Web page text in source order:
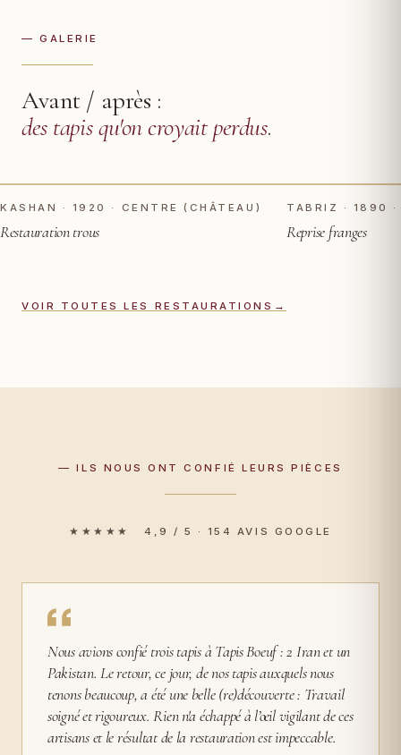
— GALERIE
Avant / après :
des tapis qu'on croyait perdus.
AVANT
KASHAN · 1920 · CENTRE (CHÂTEAU)
Restauration trous
AVANT
TABRIZ · 1890
Reprise franges
VOIR TOUTES LES RESTAURATIONS →
— ILS NOUS ONT CONFIÉ LEURS PIÈCES
★★★★★ 4,9 / 5 · 154 AVIS GOOGLE
Nous avions confié trois tapis à Tapis Boeuf : 2 Iran et un
Pakistan. Le retour, ce jour, de nos tapis auxquels nous
tenons beaucoup, a été une belle (re)découverte : Travail
soigné et rigoureux. Rien n'a échappé à l’œil vigilant de ces
artisans et le résultat de la restauration est impeccable.